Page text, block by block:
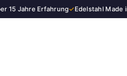
15 Jahre Erfahrung✓Edelstahl Made